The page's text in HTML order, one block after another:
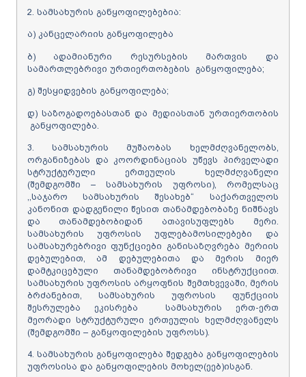
2. სამსახურის განყოფილებებია:
ა) კანცელარიის განყოფილება
ბ) ადამიანური რესურსების მართვის და
სამართლებრივი ურთიერთობების განყოფილება;
გ) შესყიდვების განყოფილება;
დ) საზოგადოებასთან და მედიასთან ურთიერთობის
განყოფილება.
3. სამსახურის მუშაობას ხელმძღვანელობს,
ორგანიზებას და კოორდინაციას უწევს პირველადი
სტრუქტურული ერთეულის ხელმძღვანელი
(შემდგომში – სამსახურის უფროსი), რომელსაც
,,საჯარო სამსახურის შესახებ“ საქართველოს
კანონით დადგენილი წესით თანამდებობაზე ნიშნავს
და თანამდებობიდან ათავისუფლებს მერი.
სამსახურის უფროსის უფლებამოსილებები და
სამსახურებრივი ფუნქციები განისაზღვრება მერიის
დებულებით, ამ დებულებითა და მერის მიერ
დამტკიცებული თანამდებობრივი ინსტრუქციით.
სამსახურის უფროსის არყოფნის შემთხვევაში, მერის
ბრძანებით, სამსახურის უფროსის ფუნქციის
შესრულება ეკისრება სამსახურის ერთ-ერთ
მეორადი სტრუქტურული ერთეულის ხელმძღვანელს
(შემდგომში – განყოფილების უფროსს).
4. სამსახურის განყოფილება შედგება განყოფილების
უფროსისა და განყოფილების მოხელ(ეებ)ისგან.